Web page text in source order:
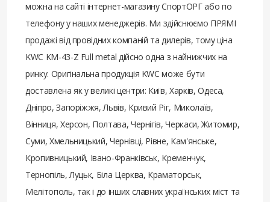
можна на сайті інтернет-магазину СпортОРГ або по
телефону у наших менеджерів. Ми здійснюємо ПРЯМІ
продажі від провідних компаній та дилерів, тому ціна
KWC KM-43-Z Full metal дійсно одна з найнижчих на
ринку. Оригінальна продукція KWC може бути
доставлена ​​як у великі центри: Київ, Харків, Одеса,
Дніпро, Запоріжжя, Львів, Кривий Ріг, Миколаїв,
Вінниця, Херсон, Полтава, Чернігів, Черкаси, Житомир,
Суми, Хмельницький, Чернівці, Рівне, Кам'янське,
Кропивницький, Івано-Франківськ, Кременчук,
Тернопіль, Луцьк, Біла Церква, Краматорськ,
Мелітополь, так і до інших славних українських міст та